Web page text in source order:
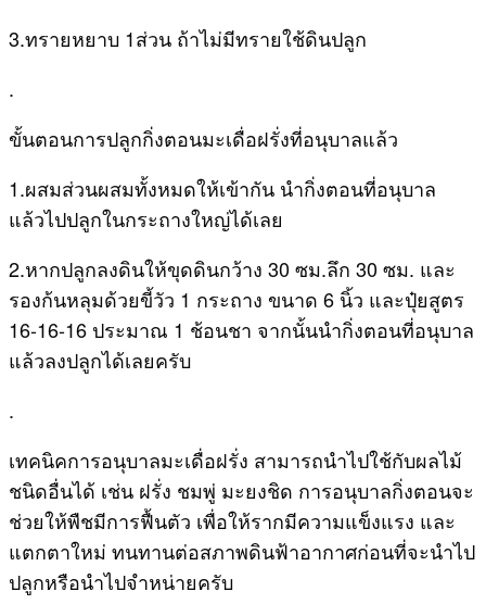
3.ทรายหยาบ 1ส่วน​ ถ้าไม่มีทรายใช้ดินปลูก
.
ขั้นตอนการปลูกกิ่งตอนมะเดื่อฝรั่งที่อนุบาลแล้ว
1.ผสมส่วนผสมทั้งหมดให้เข้ากัน นำกิ่งตอนที่อนุบาล
แล้วไปปลูกในกระถางใหญ่ได้เลย​
2.หากปลูกลงดินให้ขุดดินกว้าง 30 ซม.ลึก 30 ซม. และ
รองก้นหลุมด้วยขี้วัว 1 กระถาง ขนาด 6 นิ้ว และปุ๋ย​สูตร
16-16-16​ ประมาณ 1 ช้อนชา​ จากนั้นนำกิ่งตอนที่อนุบาล
แล้วลงปลูก​ได้เลยครับ
.
เทคนิคการอนุบาลมะเดื่อฝรั่ง สามารถนำไปใช้กับผลไม้
ชนิดอื่นได้ เช่น ฝรั่ง ชมพู่ มะยงชิด การอนุบาลกิ่งตอนจะ
ช่วยให้พืชมีการฟื้นตัว เพื่อให้รากมีความแข็งแรง และ
แตกตาใหม่ ทนทานต่อสภาพดินฟ้าอากาศก่อนที่จะนำไป
ปลูกหรือนำไปจำหน่ายครับ